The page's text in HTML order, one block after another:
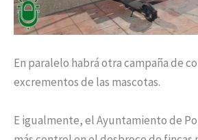
En paralelo habrá otra campaña de
excrementos de las mascotas.
E igualmente, el Ayuntamiento de